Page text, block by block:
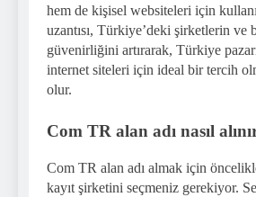
hem de kişisel websiteleri için
uzantısı, Türkiye’deki şirketlerin ve
güvenirliğini artırarak, Türkiye
internet siteleri için ideal bir tercih
olur.
Com TR alan adı nasıl
Com TR alan adı almak için
kayıt şirketini seçmeniz gerekiyor.